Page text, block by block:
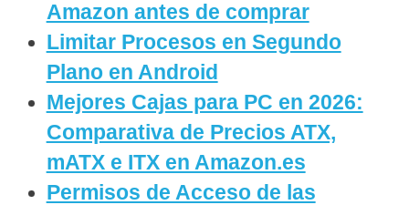
Amazon antes de comprar
Limitar Procesos en Segundo
Plano en Android
Mejores Cajas para PC en 2026:
Comparativa de Precios ATX,
mATX e ITX en Amazon.es
Permisos de Acceso de las